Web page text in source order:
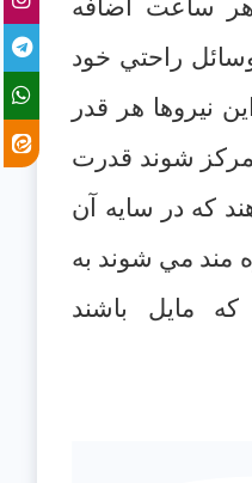
هر ساعت اضافه
راحتي خود
نيروها هر قدر
شوند قدرت
كه در سايه آن
مند مي شوند به
مايل باشند